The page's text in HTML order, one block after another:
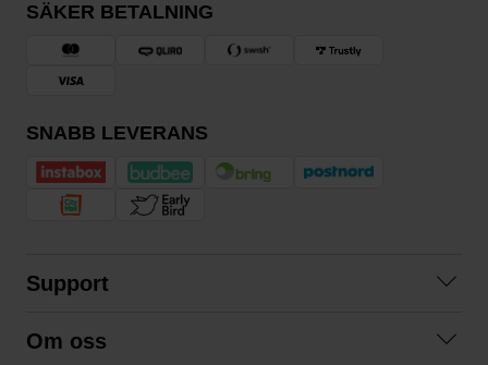
SÄKER BETALNING
SNABB LEVERANS
Support
Om oss